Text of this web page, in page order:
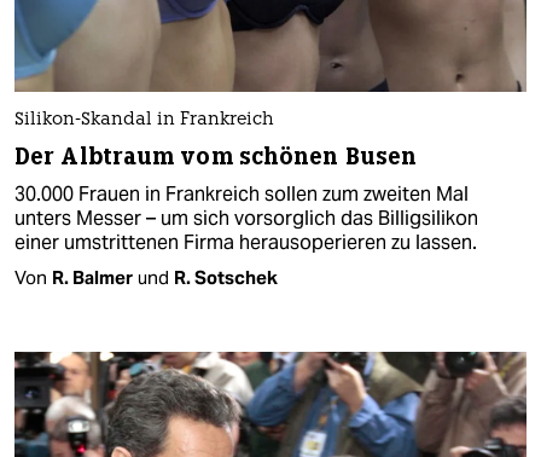
Silikon-Skandal in Frankreich
Der Albtraum vom schönen Busen
30.000 Frauen in Frankreich sollen zum zweiten Mal
unters Messer – um sich vorsorglich das Billigsilikon
einer umstrittenen Firma herausoperieren zu lassen.
Von R. Balmer und R. Sotschek